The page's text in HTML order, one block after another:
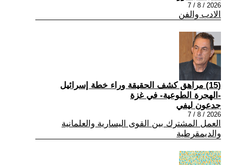
2026 / 8 / 7
الادب والفن
(15) مراهق كشف الحقيقة وراء خطة إسرائيل
-الهجرة الطوعية- في غزة
جدعون ليفي
2026 / 8 / 7
العمل المشترك بين القوى اليسارية والعلمانية
والديمقرطية